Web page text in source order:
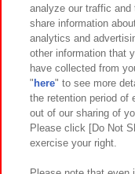
イベント・キャン
関連会社
プライバシーポリシー
お取引先さま
カスタマーハラスメント
analyze our traffic
share information
analytics and
other information that
have collected from
" here" to see more
the retention period of
out of our sharing of
Please click [Do Not
exercise your right.